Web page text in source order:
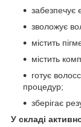
забезпечує
зволожує
містить
містить
готує
процедур;
зберігає
У складі